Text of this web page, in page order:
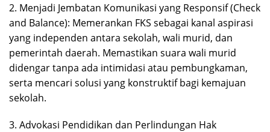
2. Menjadi Jembatan Komunikasi yang Responsif (Check
and Balance): Memerankan FKS sebagai kanal aspirasi
yang independen antara sekolah, wali murid, dan
pemerintah daerah. Memastikan suara wali murid
didengar tanpa ada intimidasi atau pembungkaman,
serta mencari solusi yang konstruktif bagi kemajuan
sekolah.
3. Advokasi Pendidikan dan Perlindungan Hak